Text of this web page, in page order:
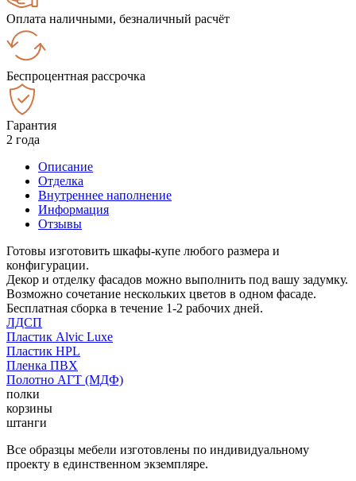
Оплата наличными, безналичный расчёт
Беспроцентная рассрочка
Гарантия
2 года
Описание
Отделка
Внутреннее наполнение
Информация
Отзывы
Готовы изготовить шкафы-купе любого размера и
конфигурации.
Декор и отделку фасадов можно выполнить под вашу задумку.
Возможно сочетание нескольких цветов в одном фасаде.
Бесплатная сборка в течение 1-2 рабочих дней.
ЛДСП
Пластик Alvic Luxe
Пластик HPL
Пленка ПВХ
Полотно АГТ (МДФ)
полки
корзины
штанги
Все образцы мебели изготовлены по индивидуальному
проекту в единственном экземпляре.